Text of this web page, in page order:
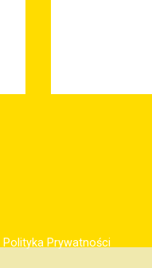
Polityka Prywatności